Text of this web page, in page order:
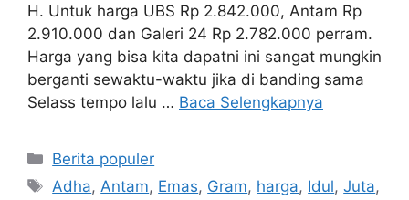
H. Untuk harga UBS Rp 2.842.000, Antam Rp
2.910.000 dan Galeri 24 Rp 2.782.000 perram.
Harga yang bisa kita dapatni ini sangat mungkin
berganti sewaktu-waktu jika di banding sama
Selass tempo lalu … Baca Selengkapnya
Kategori
Berita populer
Tag
Adha, Antam, Emas, Gram, harga, Idul,Juta,